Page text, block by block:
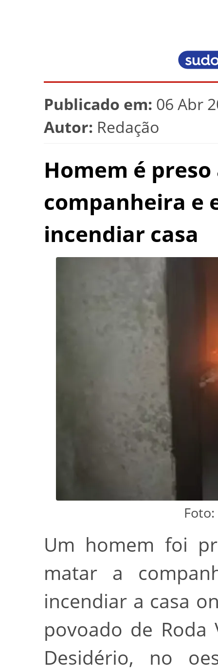
Publicado em: 06 Abr
Autor: Redação
Homem é
companheira e
incendiar casa
Um homem foi
matar a
incendiar a casa
povoado de Roda
Desidério, no